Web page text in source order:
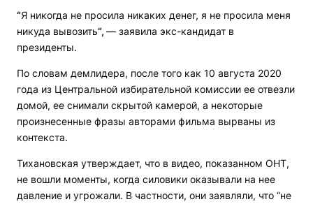
“Я никогда не просила никаких денег, я не просила меня
никуда вывозить“, — заявила экс-кандидат в
президенты.
По словам демлидера, после того как 10 августа 2020
года из Центральной избирательной комиссии ее отвезли
домой, ее снимали скрытой камерой, а некоторые
произнесенные фразы авторами фильма вырваны из
контекста.
Тихановская утверждает, что в видео, показанном ОНТ,
не вошли моменты, когда силовики оказывали на нее
давление и угрожали. В частности, они заявляли, что “не